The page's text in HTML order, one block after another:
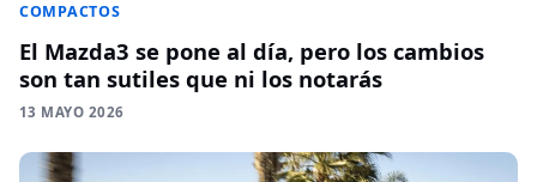
COMPACTOS
El Mazda3 se pone al día, pero los cambios
son tan sutiles que ni los notarás
13 MAYO 2026